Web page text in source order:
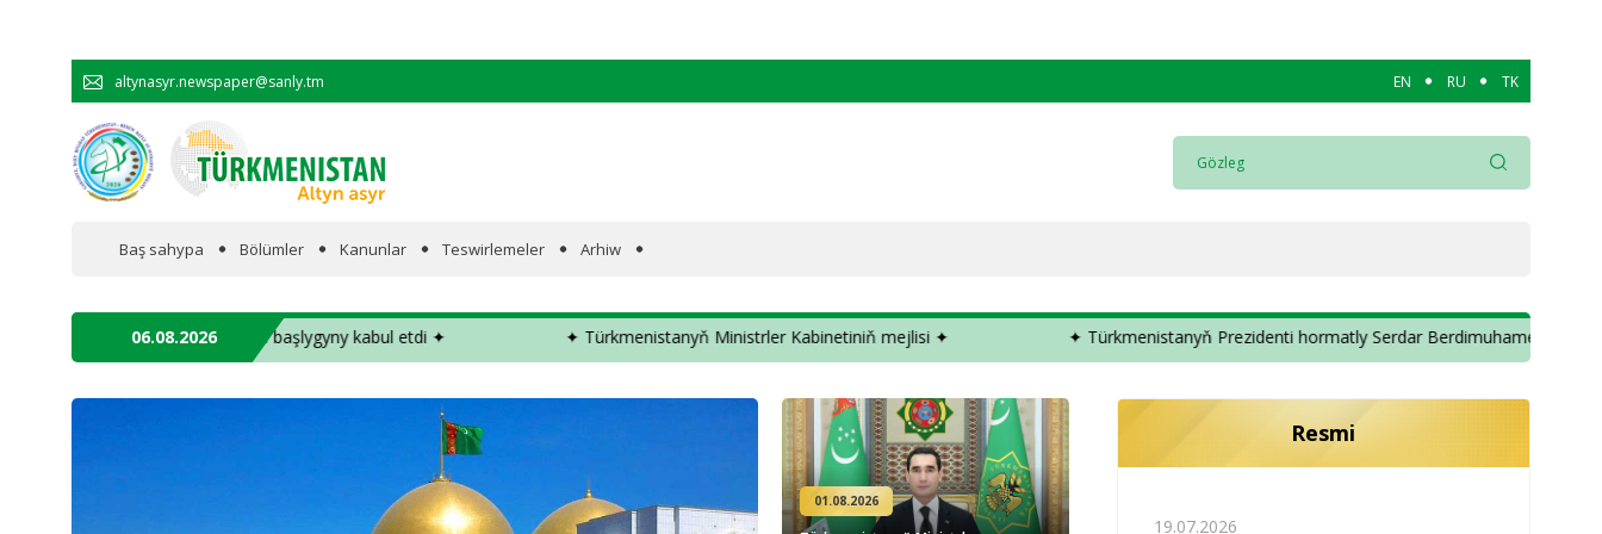
altynasyr.newspaper@sanly.tm EN RU TK
Baş sahypa Bölümler
Wakalaryň jümmişinde
Kanunlar Teswirlemeler Arhiw
06.08.2026
baş­ly­gy­ny ka­bul et­di ✦ ✦ Türkmenistanyň Ministrler Kabinetiniň mejlisi ✦ ✦ Türkmenistanyň Prezidenti hormatly Serdar Berdimuhamedowa ✦
01.08.2026
Resmi
19.07.2026